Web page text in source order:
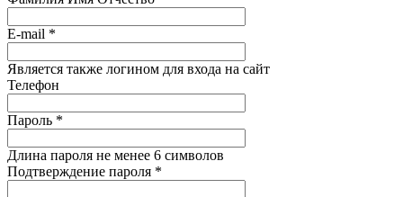
E-mail *
Является также логином для входа на сайт
Телефон
Пароль *
Длина пароля не менее 6 символов
Подтверждение пароля *